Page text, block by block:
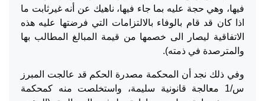
فيها، وهي حجة عليه بما جاء فيها، ناهيك عن أنه غيرثابت ما
اذا كان قد قام بالوفاء بالالتزامات التي فرضتها عليه هذه
الاتفاقية ليصار الى خصمها من قيمة المبالغ المطالب بها
والمترصدة في ذمته).
وفي ذلك نجد أن المحكمة مصدرة الحكم قد عالجت المبرز
س/1 معالجة قانونية سليمة، واستخلصت منه كمحكمة